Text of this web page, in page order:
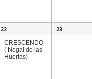
22
CRESCENDO
( Nogal de las
Huertas)
23